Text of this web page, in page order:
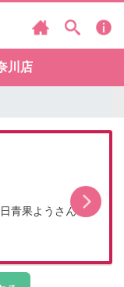
川店
青果ようさん市！